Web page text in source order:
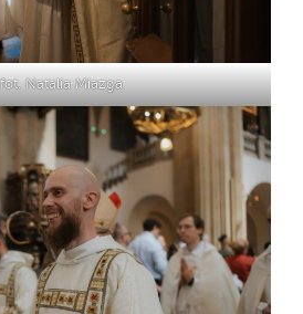
fot. Natalia Miazga